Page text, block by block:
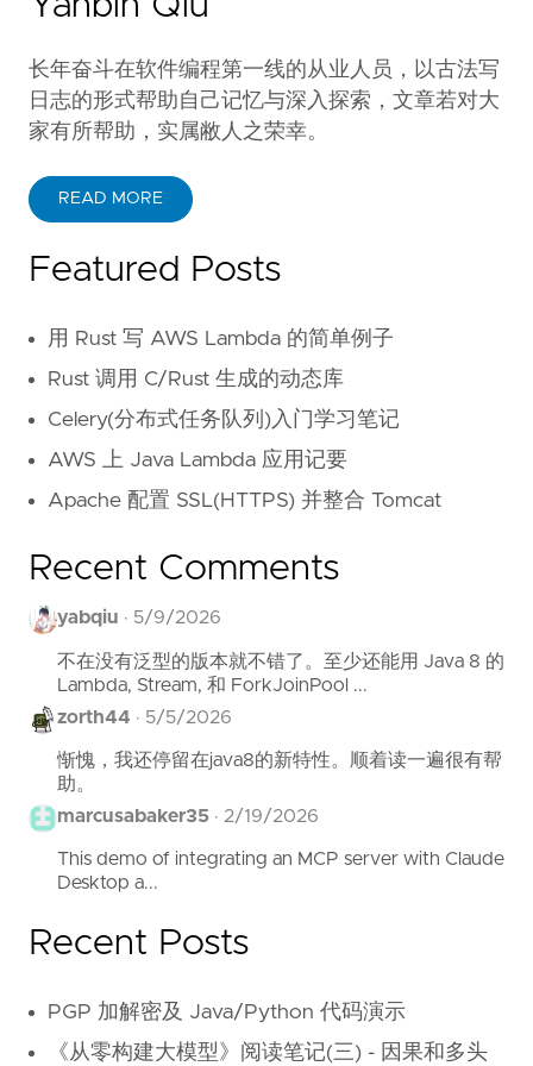
长年奋斗在软件编程第一线的从业人员，以古法写
日志的形式帮助自己记忆与深入探索，文章若对大
家有所帮助，实属敝人之荣幸。
READ MORE
Featured Posts
用 Rust 写 AWS Lambda 的简单例子
Rust 调用 C/Rust 生成的动态库
Celery(分布式任务队列)入门学习笔记
AWS 上 Java Lambda 应用记要
Apache 配置 SSL(HTTPS) 并整合 Tomcat
Recent Comments
yabqiu · 5/9/2026
不在没有泛型的版本就不错了。至少还能用 Java 8 的
Lambda, Stream, 和 ForkJoinPool ...
zorth44 · 5/5/2026
惭愧，我还停留在java8的新特性。顺着读一遍很有帮
助。
marcusabaker35 · 2/19/2026
This demo of integrating an MCP server with Claude
Desktop a...
Recent Posts
PGP 加解密及 Java/Python 代码演示
《从零构建大模型》阅读笔记(三) - 因果和多头